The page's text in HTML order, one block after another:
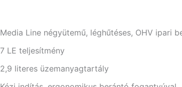
Media Line négyütemű, léghűtéses, OHV ipari
7 LE teljesítmény
2,9 literes üzemanyagtartály